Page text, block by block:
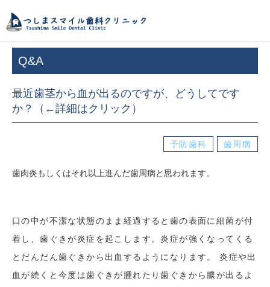
Q&A
最近歯茎から血が出るのですが、どうしてです
か？（←詳細はクリック）
予防歯科 歯周病
歯肉炎もしくはそれ以上進んだ歯周病と思われます。
口の中が不潔な状態のまま経過すると歯の表面に細菌が付
着し、歯ぐきが炎症を起こします。炎症が強くなってくる
とだんだん歯ぐきから出血するようになります。 炎症や出
血が続くと今度は歯ぐきが腫れたり歯ぐきから膿が出るよ